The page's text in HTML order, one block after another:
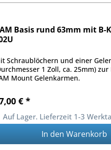
Basis rund 63mm mit B-
Schraublöchern und einer
1 Zoll, ca. 25mm)
Mount Gelenkarmen.
€ *
Auf Lager. Lieferzeit 1-3
In den Warenkorb